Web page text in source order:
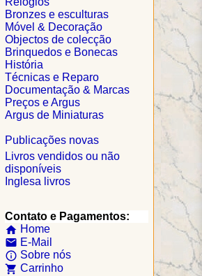
Bronzes e esculturas
Móvel & Decoração
Objectos de colecção
Brinquedos e Bonecas
História
Técnicas e Reparo
Documentação & Marcas
Preços e Argus
Argus de Miniaturas
Publicações novas
Livros vendidos ou não
disponíveis
Inglesa livros
Contato e Pagamentos:
home Home
email E-Mail
info_outline Sobre nós
shopping_cart Carrinho